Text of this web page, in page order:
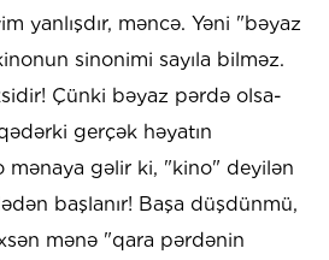
yanlışdır, məncə. Yəni "bəyaz
sinonimi sayıla bilməz.
Çünki bəyaz pərdə olsa-
gerçək həyatın
mənaya gəlir ki, "kino" deyilən
başlanır! Başa düşdünmü,
mənə "qara pərdənin